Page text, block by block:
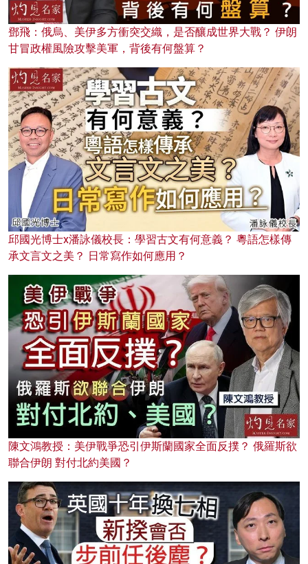
鄧飛：俄烏、美伊多方衝突交織，是否釀成世界大戰？ 伊朗
甘冒政權風險攻擊美軍，背後有何盤算？
邱國光博士x潘詠儀校長：學習古文有何意義？ 粵語怎樣傳
承文言文之美？ 日常寫作如何應用？
陳文鴻教授：美伊戰爭恐引伊斯蘭國家全面反撲？ 俄羅斯欲
聯合伊朗 對付北約美國？